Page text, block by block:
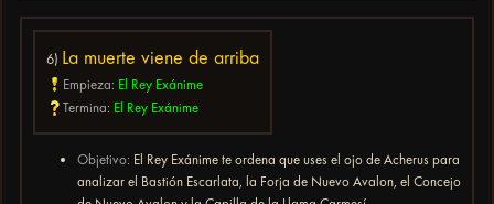
6) La muerte viene de arriba
Empieza: El Rey Exánime
Termina: El Rey Exánime
Objetivo: El Rey Exánime te ordena que uses el ojo de Acherus para
analizar el Bastión Escarlata, la Forja de Nuevo Avalon, el Concejo